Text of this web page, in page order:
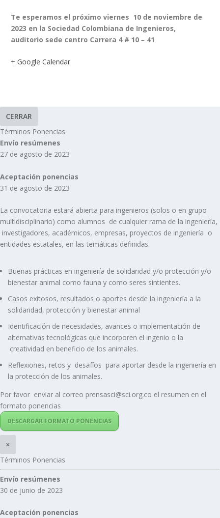
Te esperamos el próximo viernes 10 de noviembre de
2023 en la Sociedad Colombiana de Ingenieros,
auditorio sede centro Carrera 4 # 10 – 41
+ Google Calendar
CERRAR
Términos Ponencias
Envío resúmenes
27 de agosto de 2023
Aceptación ponencias
31 de agosto de 2023
La convocatoria estará abierta para ingenieros (solos o en grupo
multidisciplinario) como alumnos de cualquier rama de la ingeniería,
investigadores, académicos, empresas, proyectos de ingeniería o
entidades estatales, en las temáticas definidas.
Buenas prácticas en ingeniería de solidaridad y/o protección y/o
bienestar animal como fauna y como seres sintientes.
Casos exitosos, resultados o aportes desde la ingeniería a la
solidaridad, protección y bienestar animal
Identificación de necesidades, avances o implementación de
alternativas tecnológicas que incorporen el ingenio o la
creatividad en beneficio de los animales.
Reflexiones, retos y desafíos para aportar desde la ingeniería en
la protección de los animales.
Por favor enviar al correo prensasci@sci.org.co el resumen en el
formato ponencias
DESCARGAR FORMATO PONENCIAS
×
Términos Ponencias
Envío resúmenes
30 de junio de 2023
Aceptación ponencias